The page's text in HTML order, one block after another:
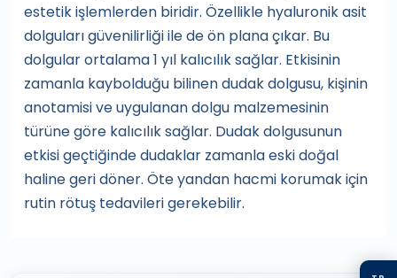
estetik işlemlerden biridir. Özellikle hyaluronik asit
dolguları güvenilirliği ile de ön plana çıkar. Bu
dolgular ortalama 1 yıl kalıcılık sağlar. Etkisinin
zamanla kaybolduğu bilinen dudak dolgusu, kişinin
anotamisi ve uygulanan dolgu malzemesinin
türüne göre kalıcılık sağlar. Dudak dolgusunun
etkisi geçtiğinde dudaklar zamanla eski doğal
haline geri döner. Öte yandan hacmi korumak için
rutin rötuş tedavileri gerekebilir.